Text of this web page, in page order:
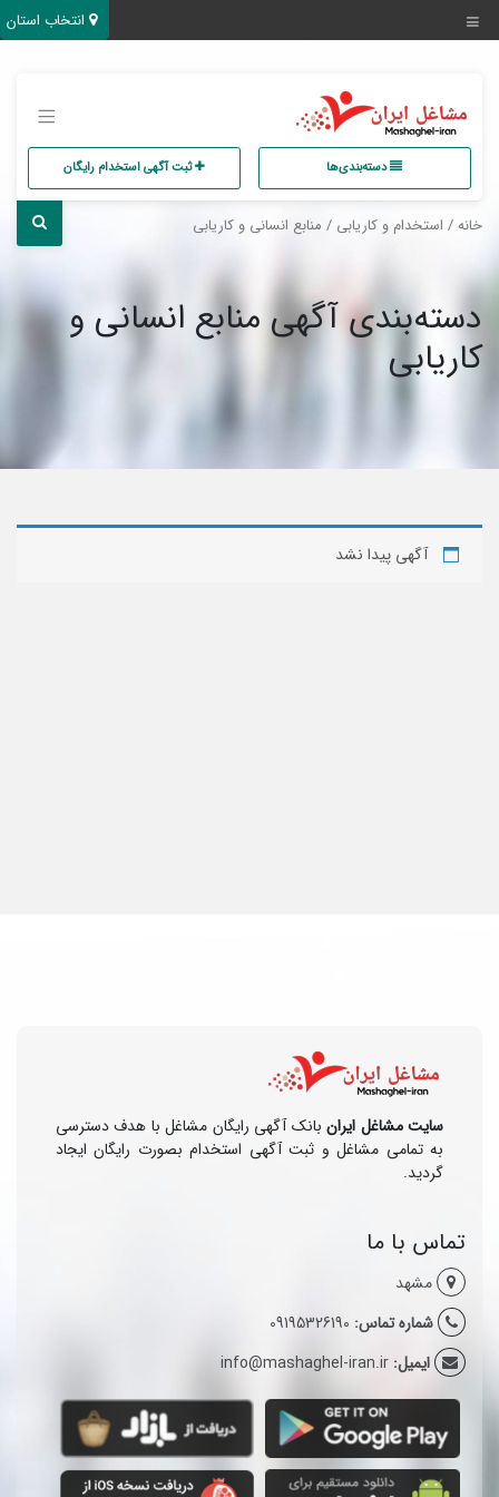
دسته‌بندی‌ها ثبت آگهی استخدام رایگان
خانه / استخدام و کاریابی / منابع انسانی و کاریابی
دسته‌بندی آگهی منابع انسانی و
کاریابی
آگهی پیدا نشد
سایت مشاغل ایرانبانک آگهی رایگان مشاغل با هدف دسترسی
به تمامی مشاغل و ثبت آگهی استخدام بصورت رایگان ایجاد
گردید.
تماس با ما
مشهد
شماره تماس: 09195326190
ایمیل: info@mashaghel-iran.ir